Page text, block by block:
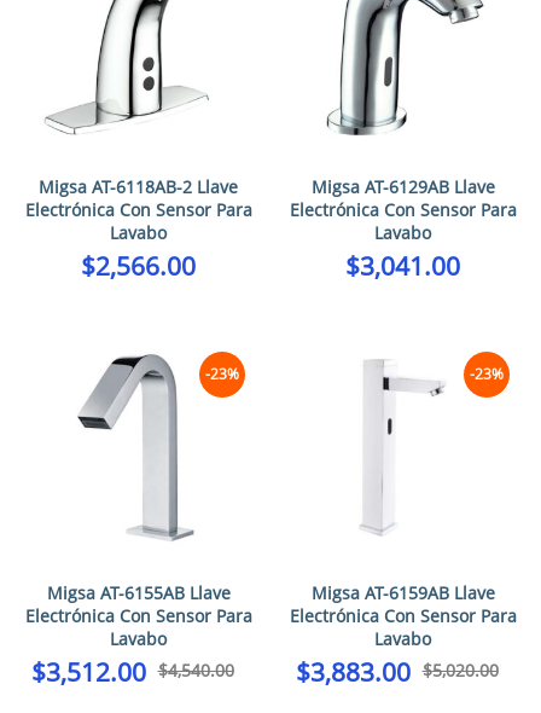
Migsa AT-6118AB-2 Llave
Electrónica Con Sensor Para
Lavabo
$2,566.00
Migsa AT-6129AB Llave
Electrónica Con Sensor Para
Lavabo
$3,041.00
-23%
Migsa AT-6155AB Llave
Electrónica Con Sensor Para
Lavabo
$4,540.00
$3,512.00
-23%
Migsa AT-6159AB Llave
Electrónica Con Sensor Para
Lavabo
$5,020.00
$3,883.00